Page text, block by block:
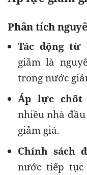
Phân tích
Tác động từ
giảm là
trong nước
Áp lực
nhiều nhà
giảm giá.
Chính sách
nước tiếp